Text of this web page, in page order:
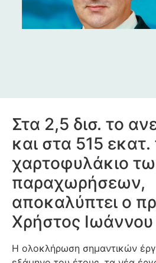
Στα 2,5 δισ. το
και στα 515 εκατ.
χαρτοφυλάκιο
παραχωρήσεων,
αποκαλύπτει ο
Χρήστος Ιωάννου
Η ολοκλήρωση σημαντικών